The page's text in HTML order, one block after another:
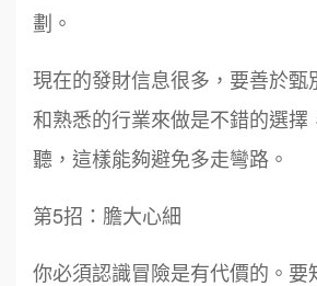
劃。
現在的發財信息很多，要善於甄
和熟悉的行業來做是不錯的選擇
聽，這樣能夠避免多走彎路。
第5招：膽大心細
你必須認識冒險是有代價的。要